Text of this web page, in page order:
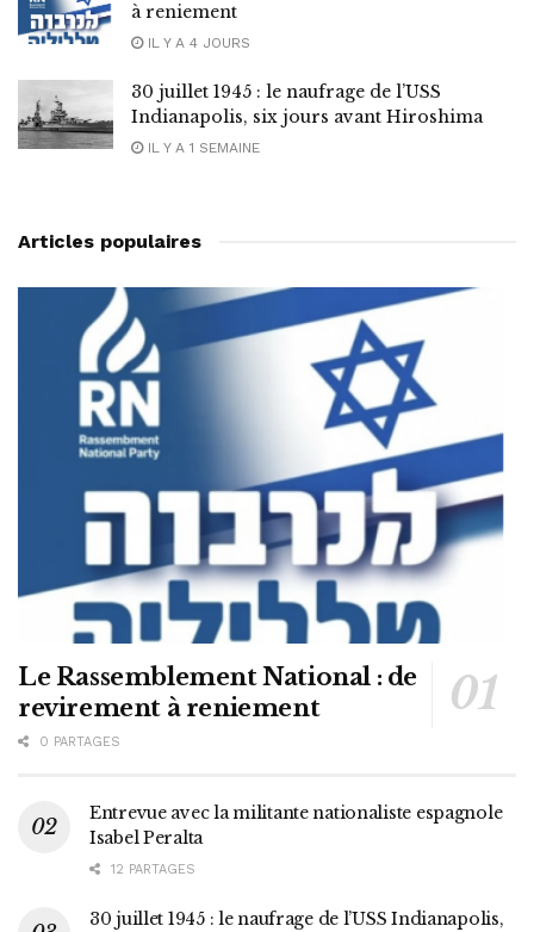
à reniement
IL Y A 4 JOURS
30 juillet 1945 : le naufrage de l’USS
Indianapolis, six jours avant Hiroshima
IL Y A 1 SEMAINE
Articles populaires
Le Rassemblement National : de
revirement à reniement
0 PARTAGES
Entrevue avec la militante nationaliste espagnole
Isabel Peralta
12 PARTAGES
30 juillet 1945 : le naufrage de l’USS Indianapolis,